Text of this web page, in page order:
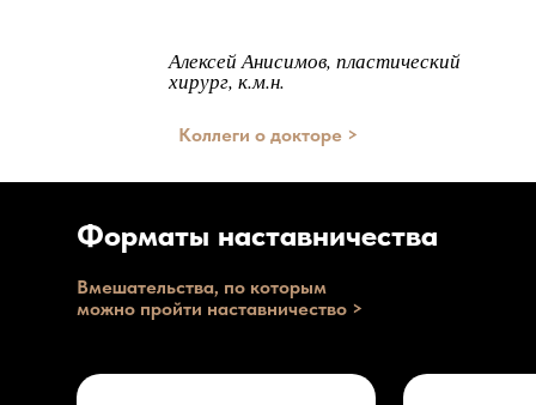
Коллеги о докторе >
Алексей Анисимов, пластический
хирург, к.м.н.
Форматы наставничества
Вмешательства, по которым
можно пройти наставничество >